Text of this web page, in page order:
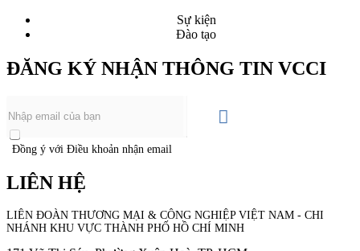
Sự kiện
Đào tạo
ĐĂNG KÝ NHẬN THÔNG TIN VCCI
Đồng ý với Điều khoản nhận email
LIÊN HỆ
LIÊN ĐOÀN THƯƠNG MẠI & CÔNG NGHIỆPVIỆT NAM - CHI
NHÁNH KHU VỰC THÀNH PHỐ HỒ CHÍ MINH